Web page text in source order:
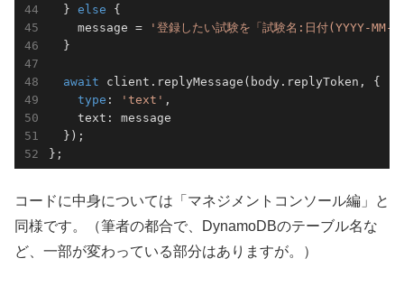
  }
else {
    message =
'登録したい試験を「試験名:日付(YYYY-MM-
}
await client.replyMessage(body.replyToken, {
type : 'text' ,
    text: message
  });
};
コードに中身については「マネジメントコンソール編」と
同様です。（筆者の都合で、DynamoDBのテーブル名な
ど、一部が変わっている部分はありますが。）